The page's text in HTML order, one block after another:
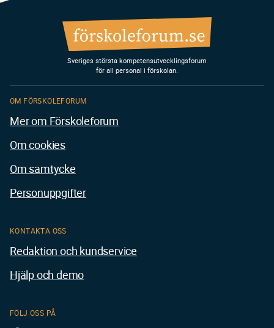
Sveriges största kompetensutvecklingsforum
för all personal i förskolan.
KONTAKTA OSS
Redaktion och kundservice
Hjälp och demo
FÖLJ OSS PÅ
OM FÖRSKOLEFORUM
Mer om Förskoleforum
Om cookies
Om samtycke
Personuppgifter